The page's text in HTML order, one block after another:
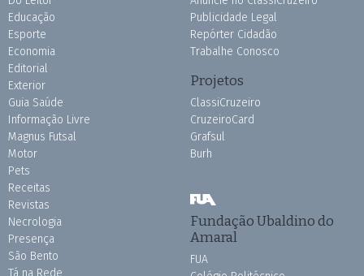
Educação
Esporte
Economia
Editorial
Exterior
Guia Saúde
Informação Livre
Magnus Futsal
Motor
Pets
Receitas
Revistas
Necrologia
Presença
São Bento
Tá na Rede
Publicidade Legal
Repórter Cidadão
Trabalhe Conosco
Projetos
ClassiCruzeiro
CruzeiroCard
Grafsul
Burh
Fundação Ubaldino do
Amaral
FUA